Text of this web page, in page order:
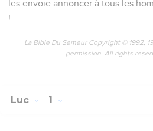
les envoie annoncer à tous les
!
La Bible Du Semeur Copyright © 1992,
permission. All rights
Luc 1